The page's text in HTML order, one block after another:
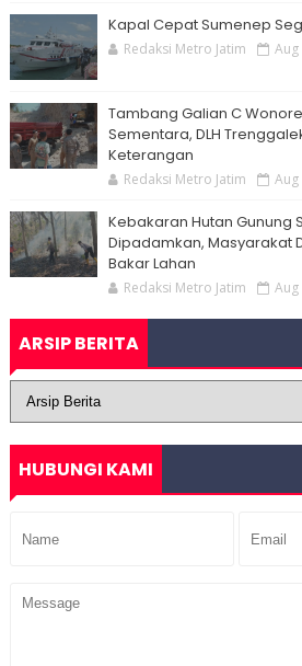
Kapal Cepat Sumenep
Redaksi Metro Jatim Aug
Tambang Galian C
Sementara, DLH
Keterangan
Redaksi Metro Jatim Aug
Kebakaran Hutan Gunung
Dipadamkan, Masyarakat
Bakar Lahan
Redaksi Metro Jatim Aug
ARSIP BERITA
HUBUNGI KAMI